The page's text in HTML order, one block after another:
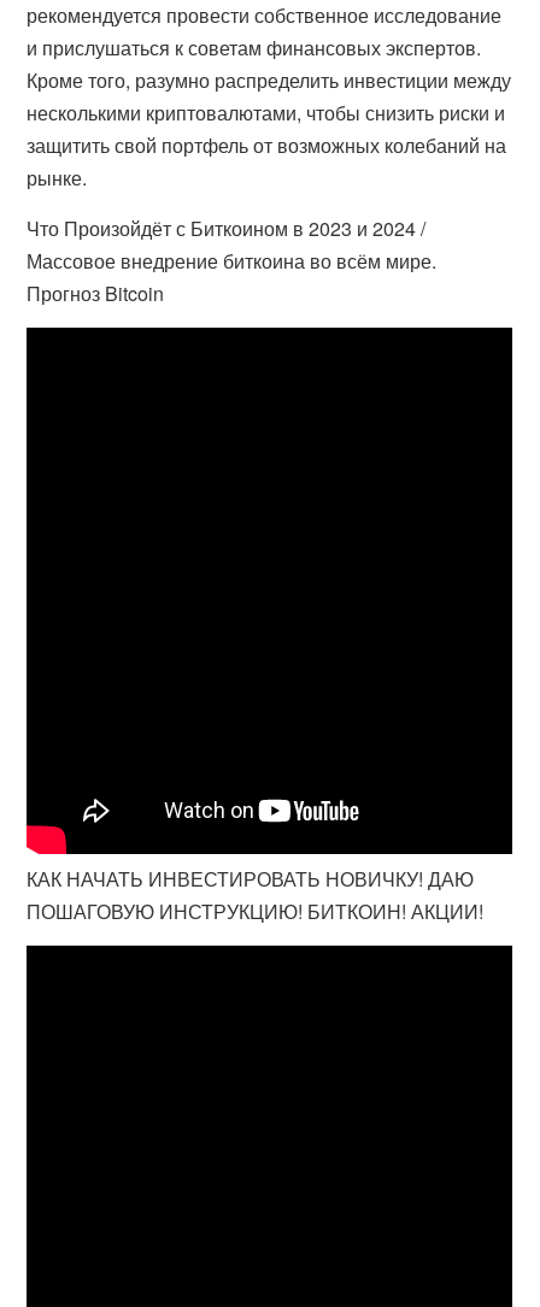
рекомендуется провести собственное исследование
и прислушаться к советам финансовых экспертов.
Кроме того, разумно распределить инвестиции между
несколькими криптовалютами, чтобы снизить риски и
защитить свой портфель от возможных колебаний на
рынке.
Что Произойдёт с Биткоином в 2023 и 2024 /
Массовое внедрение биткоина во всём мире.
Прогноз Bitcoin
КАК НАЧАТЬ ИНВЕСТИРОВАТЬ НОВИЧКУ! ДАЮ
ПОШАГОВУЮ ИНСТРУКЦИЮ! БИТКОИН! АКЦИИ!